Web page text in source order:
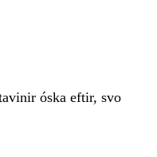
óska ​​eftir, svo